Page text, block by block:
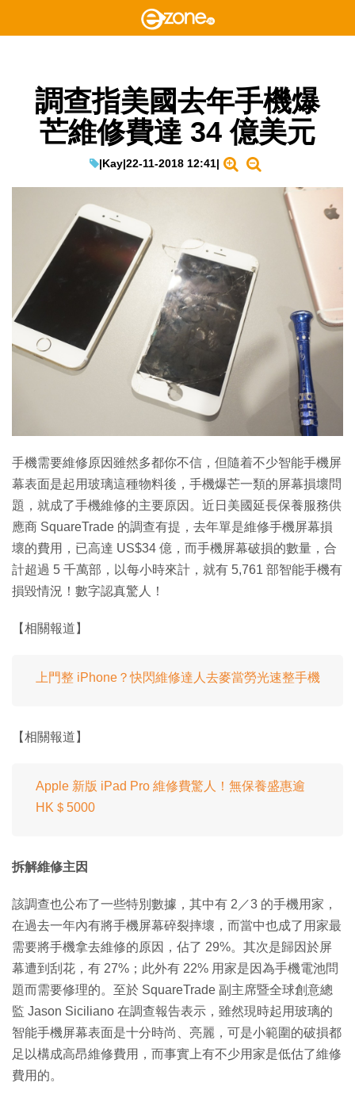
調查指美國去年手機爆
芒維修費達 34 億美元
|Kay|22-11-2018 12:41|
手機需要維修原因雖然多都你不信，但隨着不少智能手機屏
幕表面是起用玻璃這種物料後，手機爆芒一類的屏幕損壞問
題，就成了手機維修的主要原因。近日美國延長保養服務供
應商 SquareTrade 的調查有提，去年單是維修手機屏幕損
壞的費用，已高達 US$34 億，而手機屏幕破損的數量，合
計超過 5 千萬部，以每小時來計，就有 5,761 部智能手機有
損毀情況！數字認真驚人！
【相關報道】
上門整 iPhone？快閃維修達人去麥當勞光速整手機
【相關報道】
Apple 新版 iPad Pro 維修費驚人！無保養盛惠逾
HK＄5000
拆解維修主因
該調查也公布了一些特別數據，其中有 2／3 的手機用家，
在過去一年內有將手機屏幕碎裂摔壞，而當中也成了用家最
需要將手機拿去維修的原因，佔了 29%。其次是歸因於屏
幕遭到刮花，有 27%；此外有 22% 用家是因為手機電池問
題而需要修理的。至於 SquareTrade 副主席暨全球創意總
監 Jason Siciliano 在調查報告表示，雖然現時起用玻璃的
智能手機屏幕表面是十分時尚、亮麗，可是小範圍的破損都
足以構成高昂維修費用，而事實上有不少用家是低估了維修
費用的。